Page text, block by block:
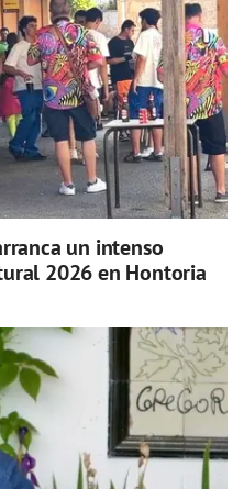
un intenso
2026 en Hontoria